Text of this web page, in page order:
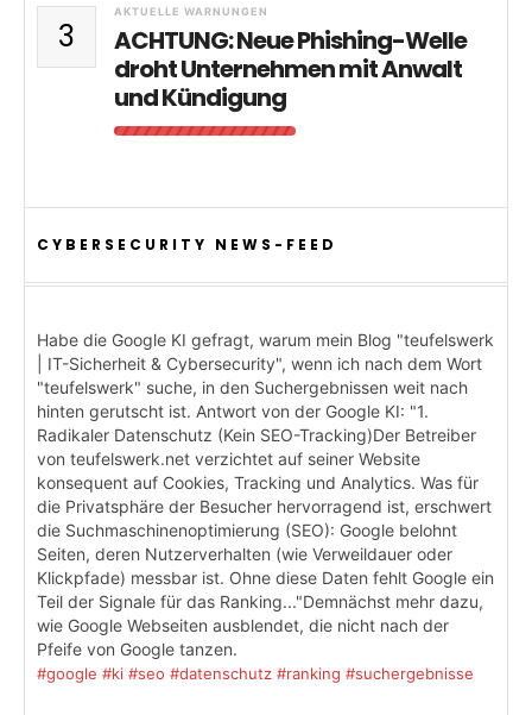
3
AKTUELLE WARNUNGEN
ACHTUNG: Neue Phishing-Welle
droht Unternehmen mit Anwalt
und Kündigung
CYBERSECURITY NEWS-FEED
Habe die Google KI gefragt, warum mein Blog "teufelswerk
| IT-Sicherheit & Cybersecurity", wenn ich nach dem Wort
"teufelswerk" suche, in den Suchergebnissen weit nach
hinten gerutscht ist. Antwort von der Google KI: "1.
Radikaler Datenschutz (Kein SEO-Tracking)Der Betreiber
von teufelswerk.net verzichtet auf seiner Website
konsequent auf Cookies, Tracking und Analytics. Was für
die Privatsphäre der Besucher hervorragend ist, erschwert
die Suchmaschinenoptimierung (SEO): Google belohnt
Seiten, deren Nutzerverhalten (wie Verweildauer oder
Klickpfade) messbar ist. Ohne diese Daten fehlt Google ein
Teil der Signale für das Ranking..."Demnächst mehr dazu,
wie Google Webseiten ausblendet, die nicht nach der
Pfeife von Google tanzen.
#google #ki #seo #datenschutz #ranking #suchergebnisse